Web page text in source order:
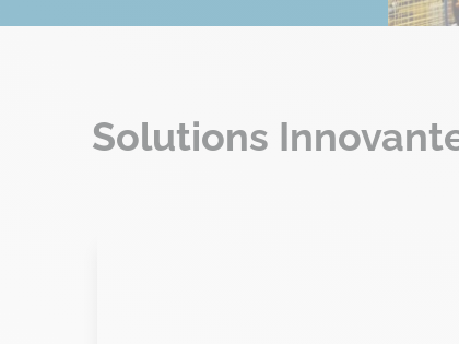
Solutions